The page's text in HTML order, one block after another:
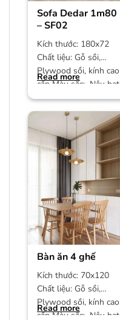
Sofa Dedar 1m80
– SF02
Kích thước: 180x72
Chất liệu: Gỗ sồi,
Plywood sồi, kính cao
cấp Màu sắc: Nâu hạt
dẻ Bảo hành: 12
Read more
Bàn ăn 4 ghế
Kích thước: 70x120
Chất liệu: Gỗ sồi,
Plywood sồi, kính cao
cấp Màu sắc: Nâu hạt
Read more